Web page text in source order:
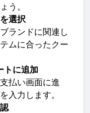
う。
選択
ランドに関連し
ムに合ったクー
トに追加
払い画面に進
入力します。